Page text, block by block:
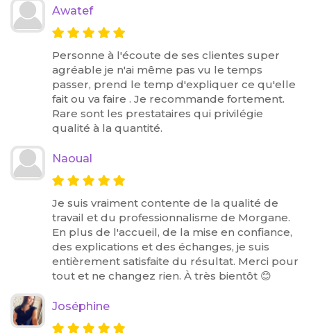
Awatef
Personne à l'écoute de ses clientes super
agréable je n'ai même pas vu le temps
passer, prend le temp d'expliquer ce qu'elle
fait ou va faire . Je recommande fortement.
Rare sont les prestataires qui privilégie
qualité à la quantité.
Naoual
Je suis vraiment contente de la qualité de
travail et du professionnalisme de Morgane.
En plus de l'accueil, de la mise en confiance,
des explications et des échanges, je suis
entièrement satisfaite du résultat. Merci pour
tout et ne changez rien. À très bientôt 😊
Joséphine